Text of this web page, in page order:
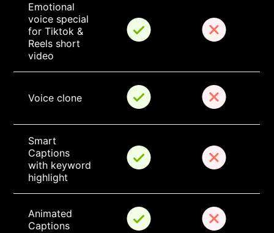
Emotional
voice special
for Tiktok &
Reels short
video
Voice clone
Smart
Captions
with keyword
highlight
Animated
Captions